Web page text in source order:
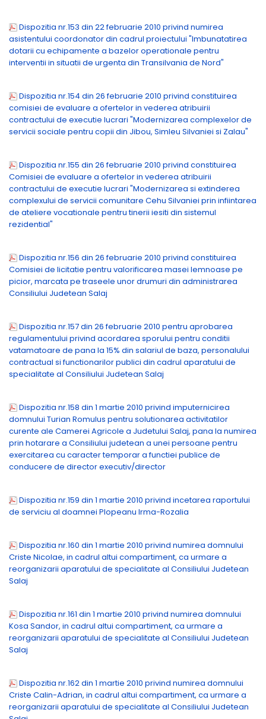
Dispozitia nr.153 din 22 februarie 2010 privind numirea
asistentului coordonator din cadrul proiectului "Imbunatatirea
dotarii cu echipamente a bazelor operationale pentru
interventii in situatii de urgenta din Transilvania de Nord"
Dispozitia nr.154 din 26 februarie 2010 privind constituirea
comisiei de evaluare a ofertelor in vederea atribuirii
contractului de executie lucrari "Modernizarea complexelor de
servicii sociale pentru copii din Jibou, Simleu Silvaniei si Zalau"
Dispozitia nr.155 din 26 februarie 2010 privind constituirea
Comisiei de evaluare a ofertelor in vederea atribuirii
contractului de executie lucrari "Modernizarea si extinderea
complexului de servicii comunitare Cehu Silvaniei prin infiintarea
de ateliere vocationale pentru tinerii iesiti din sistemul
rezidential"
Dispozitia nr.156 din 26 februarie 2010 privind constituirea
Comisiei de licitatie pentru valorificarea masei lemnoase pe
picior, marcata pe traseele unor drumuri din administrarea
Consiliului Judetean Salaj
Dispozitia nr.157 din 26 februarie 2010 pentru aprobarea
regulamentului privind acordarea sporului pentru conditii
vatamatoare de pana la 15% din salariul de baza, personalului
contractual si functionarilor publici din cadrul aparatului de
specialitate al Consiliului Judetean Salaj
Dispozitia nr.158 din 1 martie 2010 privind imputernicirea
domnului Turian Romulus pentru solutionarea activitatilor
curente ale Camerei Agricole a Judetului Salaj, pana la numirea
prin hotarare a Consiliului judetean a unei persoane pentru
exercitarea cu caracter temporar a functiei publice de
conducere de director executiv/director
Dispozitia nr.159 din 1 martie 2010 privind incetarea raportului
de serviciu al doamnei Plopeanu Irma-Rozalia
Dispozitia nr.160 din 1 martie 2010 privind numirea domnului
Criste Nicolae, in cadrul altui compartiment, ca urmare a
reorganizarii aparatului de specialitate al Consiliului Judetean
Salaj
Dispozitia nr.161 din 1 martie 2010 privind numirea domnului
Kosa Sandor, in cadrul altui compartiment, ca urmare a
reorganizarii aparatului de specialitate al Consiliului Judetean
Salaj
Dispozitia nr.162 din 1 martie 2010 privind numirea domnului
Criste Calin-Adrian, in cadrul altui compartiment, ca urmare a
reorganizarii aparatului de specialitate al Consiliului Judetean